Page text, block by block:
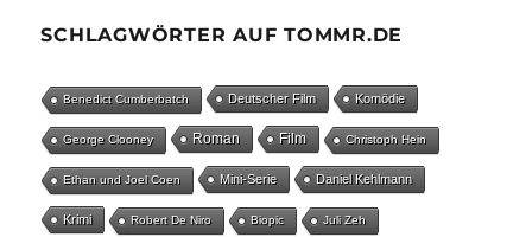
SCHLAGWÖRTER AUF TOMMR.DE
Benedict Cumberbatch Deutscher Film Komödie
George Clooney Roman Film Christoph Hein
Ethan und Joel Coen Mini-Serie Daniel Kehlmann
Krimi Robert De Niro Biopic Juli Zeh